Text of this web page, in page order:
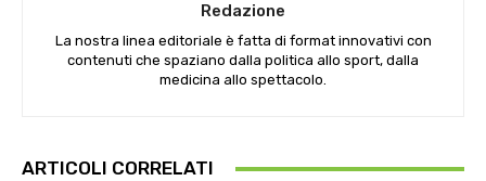
Redazione
La nostra linea editoriale è fatta di format innovativi con
contenuti che spaziano dalla politica allo sport, dalla
medicina allo spettacolo.
ARTICOLI CORRELATI